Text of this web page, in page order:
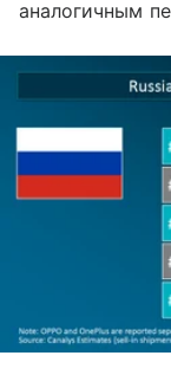
аналогичным